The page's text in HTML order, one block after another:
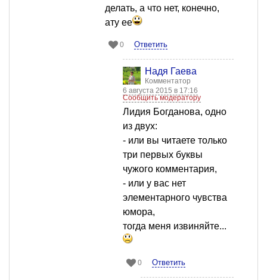
делать, а что нет, конечно,
ату ее
0 Ответить
Надя Гаева
Комментатор
6 августа 2015 в 17:16
Сообщить модератору
Лидия Богданова, одно
из двух:
- или вы читаете только
три первых буквы
чужого комментария,
- или у вас нет
элементарного чувства
юмора,
тогда меня извиняйте...
0 Ответить